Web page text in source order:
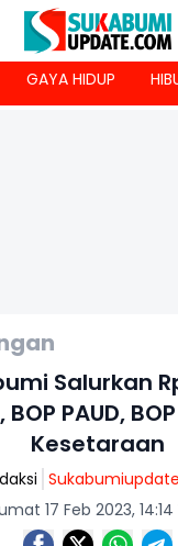
GAYA HIDUP
Salurkan
BOP PAUD,
Kesetaraan
17 Feb 2023, 14:14